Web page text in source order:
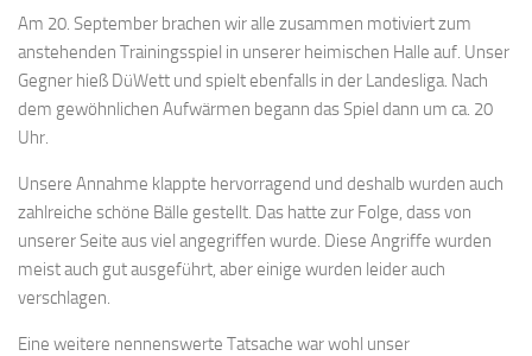
Am 20. September brachen wir alle zusammen motiviert zum
anstehenden Trainingsspiel in unserer heimischen Halle auf. Unser
Gegner hieß DüWett und spielt ebenfalls in der Landesliga. Nach
dem gewöhnlichen Aufwärmen begann das Spiel dann um ca. 20
Uhr.
Unsere Annahme klappte hervorragend und deshalb wurden auch
zahlreiche schöne Bälle gestellt. Das hatte zur Folge, dass von
unserer Seite aus viel angegriffen wurde. Diese Angriffe wurden
meist auch gut ausgeführt, aber einige wurden leider auch
verschlagen.
Eine weitere nennenswerte Tatsache war wohl unser